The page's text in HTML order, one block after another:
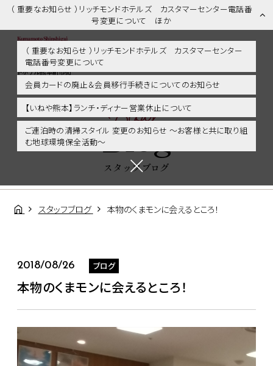
（ 重要なお知らせ ）リッチモンドホテルズ カスタマーセンター電話番
号変更について ほか
（ 重要なお知らせ ）リッチモンドホテルズ カスタマーセンター
電話番号変更について
会員カードの廃止＆会員移行手続きについてのお知らせ
【いねや熊本】ランチ・ディナー営業休止について
ご連泊時の清掃スタイル 変更のお知らせ ～お客様と共に取り組
む地球環境保全活動～
スタッフブログ | 熊本市内・新市街・熊本城に好アクセス！リッチモン
ドホテル熊本新市街
Blog
Blog
スタッフブログ
スタッフブログ 本物のくまモンに会えるところ！
2018/08/26 ブログ
本物のくまモンに会えるところ！